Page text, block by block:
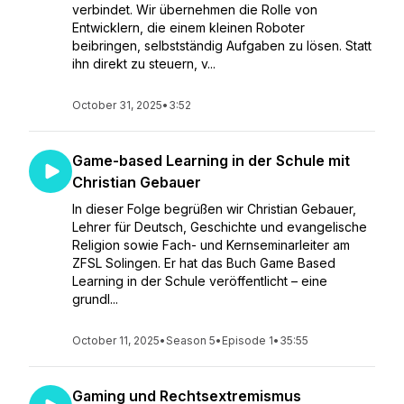
verbindet. Wir übernehmen die Rolle von
Entwicklern, die einem kleinen Roboter
beibringen, selbstständig Aufgaben zu lösen. Statt
ihn direkt zu steuern, v...
October 31, 2025• 3:52
Game-based Learning in der Schule mit
Christian Gebauer
In dieser Folge begrüßen wir Christian Gebauer,
Lehrer für Deutsch, Geschichte und evangelische
Religion sowie Fach- und Kernseminarleiter am
ZFSL Solingen. Er hat das Buch Game Based
Learning in der Schule veröffentlicht – eine
grundl...
October 11, 2025•Season 5• Episode 1• 35:55
Gaming und Rechtsextremismus